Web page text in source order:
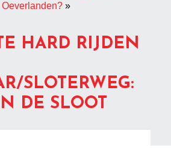
Oeverlanden? »
HARD RIJDEN
SLOTERWEG:
DE SLOOT